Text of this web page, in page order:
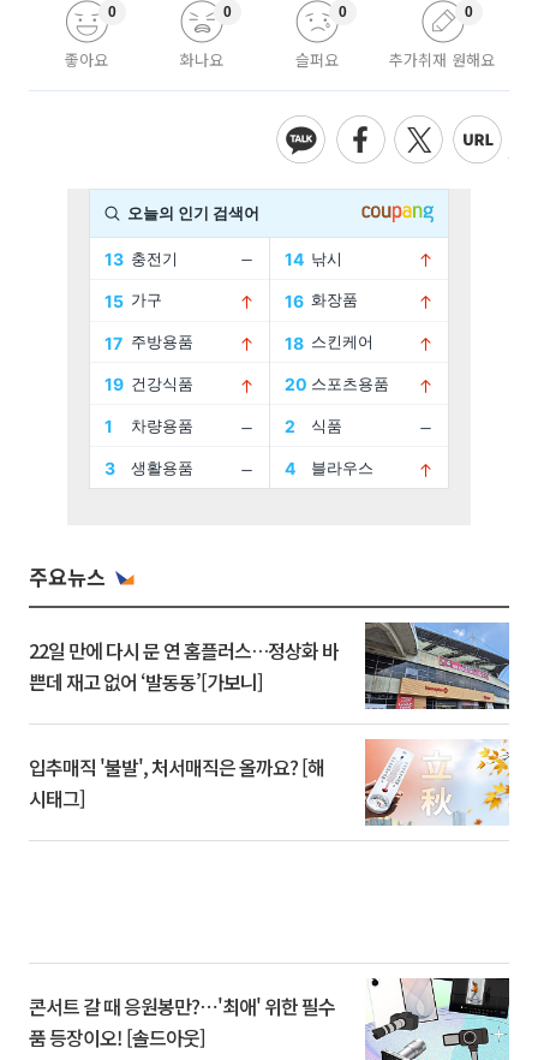
좋아요
0
화나요
0
슬퍼요
0
추가취재 원해요
0
주요뉴스
22일 만에 다시 문 연 홈플러스…정상화 바
쁜데 재고 없어 ‘발동동’[가보니]
입추매직 '불발', 처서매직은 올까요? [해
시태그]
콘서트 갈 때 응원봉만?⋯'최애' 위한 필수
품 등장이오! [솔드아웃]